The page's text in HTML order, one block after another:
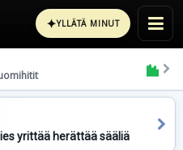
✦YLLÄTÄ MINUT
yrittää herättää sääliä